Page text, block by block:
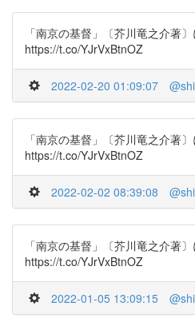
「南京の基督」〔芥川竜之介著
https://t.co/YJrVxBtnOZ
2022-02-20 01:09:07
「南京の基督」〔芥川竜之介著
https://t.co/YJrVxBtnOZ
2022-02-02 08:39:08
「南京の基督」〔芥川竜之介著
https://t.co/YJrVxBtnOZ
2022-01-05 13:09:15